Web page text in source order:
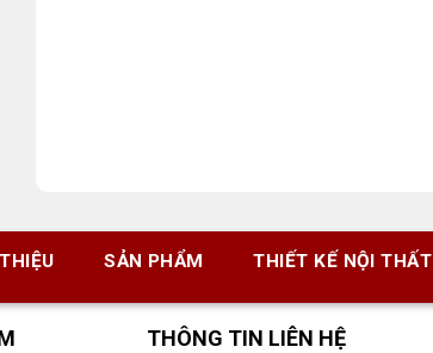
SẢN PHẨM THIẾT KẾ NỘI THẤT
THÔNG TIN LIÊN HỆ